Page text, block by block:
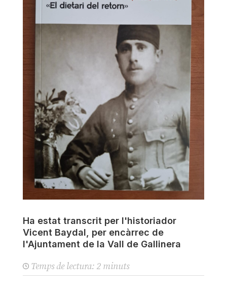
Ha estat transcrit per l'historiador
Vicent Baydal, per encàrrec de
l'Ajuntament de la Vall de Gallinera
Temps de lectura: 2 minuts